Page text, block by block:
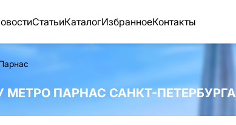
СтатьиКаталогИзбранноеКонтакты
ПАРНАС САНКТ-ПЕТЕРБУРГА